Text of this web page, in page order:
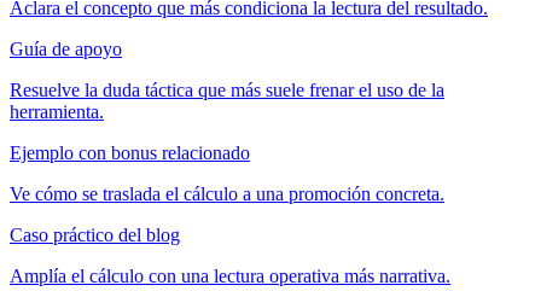
Aclara el concepto que más condiciona la lectura del resultado.
Guía de apoyo
Resuelve la duda táctica que más suele frenar el uso de la
herramienta.
Ejemplo con bonus relacionado
Ve cómo se traslada el cálculo a una promoción concreta.
Caso práctico del blog
Amplía el cálculo con una lectura operativa más narrativa.